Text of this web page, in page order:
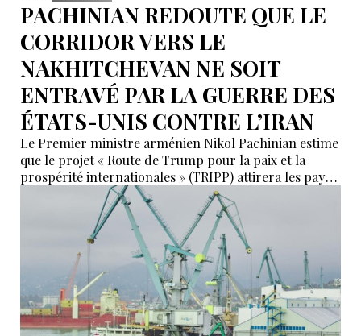
PACHINIAN REDOUTE QUE LE
CORRIDOR VERS LE
NAKHITCHEVAN NE SOIT
ENTRAVÉ PAR LA GUERRE DES
ÉTATS-UNIS CONTRE L’IRAN
Le Premier ministre arménien Nikol Pachinian estime
que le projet « Route de Trump pour la paix et la
prospérité internationales » (TRIPP) attirera les pays
de la région, mais il a également déclaré que
l’instabilité régionale pourrait entraver sa mise en